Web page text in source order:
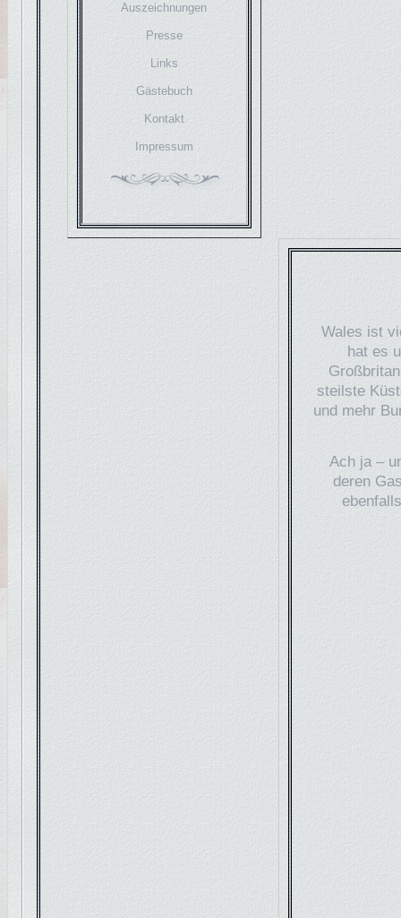
Auszeichnungen
Presse
Links
Gästebuch
Kontakt
Impressum
Wales ist
hat es
steilste
und mehr
Ach ja –
deren